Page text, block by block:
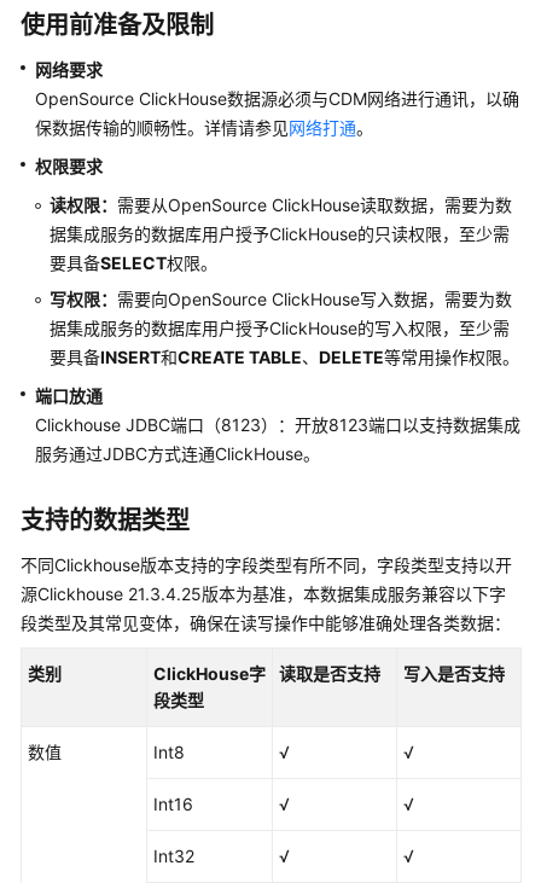
产
介
绍
数
治
理
方
法
论
速
入
门
用
户
指
南
使用前准备及限制
网络要求
OpenSource ClickHouse数据源必须与CDM网络进行通讯，以确
保数据传输的顺畅性。详情请参见网络打通。
权限要求
读权限： 需要从OpenSource ClickHouse读取数据，需要为数
据集成服务的数据库用户授予ClickHouse的只读权限，至少需
要具备SELECT权限。
写权限： 需要向OpenSource ClickHouse写入数据，需要为数
据集成服务的数据库用户授予ClickHouse的写入权限，至少需
要具备INSERT和CREATE TABLE、 DELETE等常用操作权限。
端口放通
Clickhouse JDBC端口（8123）：开放8123端口以支持数据集成
服务通过JDBC方式连通ClickHouse。
支持的数据类型
不同Clickhouse版本支持的字段类型有所不同，字段类型支持以开
源Clickhouse 21.3.4.25版本为基准，本数据集成服务兼容以下字
段类型及其常见变体，确保在读写操作中能够准确处理各类数据：
类别
ClickHouse字
段类型
读取是否支持 写入是否支持
数值 Int8 √ √
Int16 √ √
Int32 √ √